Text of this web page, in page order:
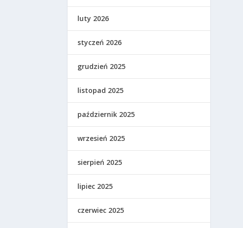
luty 2026
styczeń 2026
grudzień 2025
listopad 2025
październik 2025
wrzesień 2025
sierpień 2025
lipiec 2025
czerwiec 2025